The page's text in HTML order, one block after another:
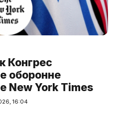
Конгрес
оборонне
New York Times
16:04